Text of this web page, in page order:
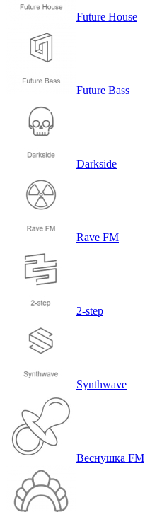
Future House
Future Bass
Darkside
Rave FM
2-step
Synthwave
Веснушка FM